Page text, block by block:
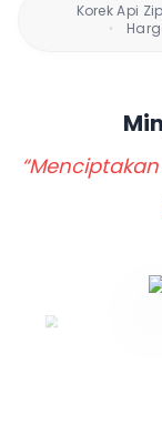
Korek Api
•